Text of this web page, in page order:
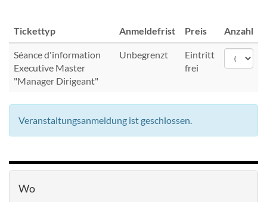
Tickettyp Anmeldefrist Preis Anzahl
Séance d'information
Executive Master
"Manager Dirigeant"
Unbegrenzt
Eintritt
frei
Veranstaltungsanmeldung ist geschlossen.
Wo